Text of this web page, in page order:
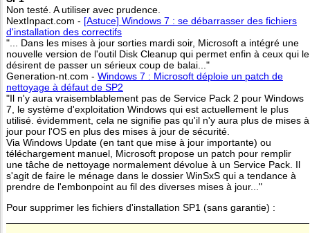
Non testé. A utiliser avec prudence.
NextInpact.com - [Astuce] Windows 7 : se débarrasser des fichiers
d'installation des correctifs
"... Dans les mises à jour sorties mardi soir, Microsoft a intégré une
nouvelle version de l'outil Disk Cleanup qui permet enfin à ceux qui le
désirent de passer un sérieux coup de balai..."
Generation-nt.com - Windows 7 : Microsoft déploie un patch de
nettoyage à défaut de SP2
"Il n'y aura vraisemblablement pas de Service Pack 2 pour Windows
7, le système d'exploitation Windows qui est actuellement le plus
utilisé. évidemment, cela ne signifie pas qu'il n'y aura plus de mises à
jour pour l'OS en plus des mises à jour de sécurité.
Via Windows Update (en tant que mise à jour importante) ou
téléchargement manuel, Microsoft propose un patch pour remplir
une tâche de nettoyage normalement dévolue à un Service Pack. Il
s'agit de faire le ménage dans le dossier WinSxS qui a tendance à
prendre de l'embonpoint au fil des diverses mises à jour..."
Pour supprimer les fichiers d'installation SP1 (sans garantie) :